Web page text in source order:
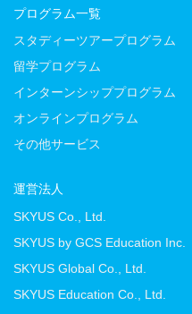
プログラム一覧
スタディーツアープログラム
留学プログラム
インターンシッププログラム
オンラインプログラム
その他サービス
運営法人
SKYUS Co., Ltd.
SKYUS by GCS Education Inc.
SKYUS Global Co., Ltd.
SKYUS Education Co., Ltd.